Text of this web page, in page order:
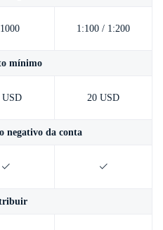
1:100 / 1:200
mínimo
USD 20 USD
negativo da conta